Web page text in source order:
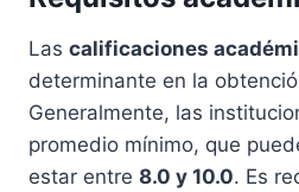
Las calificaciones
determinante en la
Generalmente, las
promedio mínimo, que
estar entre 8.0 y 10.0. Es